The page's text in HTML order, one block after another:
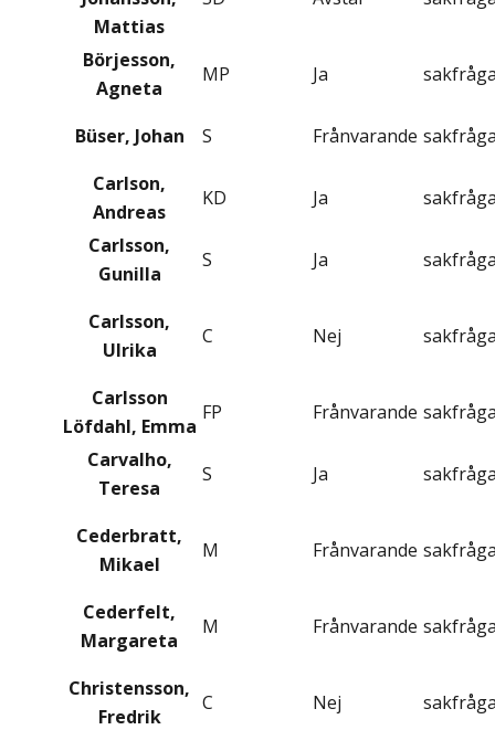
Mattias
Börjesson,
Agneta
MP Ja
Büser, Johan S Frånvarande
Carlson,
Andreas
KD Ja
Carlsson,
Gunilla
S Ja
Carlsson,
Ulrika
C Nej
Carlsson
Löfdahl, Emma
FP Frånvarande
Carvalho,
Teresa
S Ja
Cederbratt,
Mikael
M Frånvarande
Cederfelt,
Margareta
M Frånvarande
Christensson,
Fredrik
C Nej